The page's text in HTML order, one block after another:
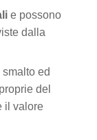
e possono
dalla
ed
del
il valore